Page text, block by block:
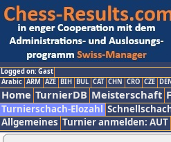
Logged on: Gast
Arabic ARM AZE BIH BUL CAT CHN CRO CZE
Home TurnierDB Meisterschaft
Turnierschach-Elozahl
Allgemeines Turnier anmelden: AUT